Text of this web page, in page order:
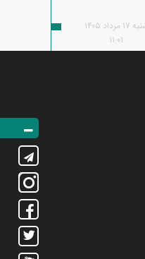
مرداد ۱۴۰۵
۱۱:۰۱